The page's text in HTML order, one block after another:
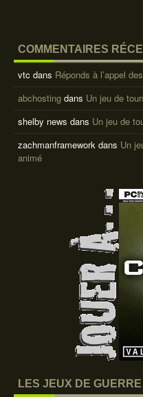
COMMENTAIRES
vtc dans Réponds à l’appel
abchosting dans Un jeu de
shelby news dans Un jeu de
zachmanframework dans Un
animé
LES JEUX DE